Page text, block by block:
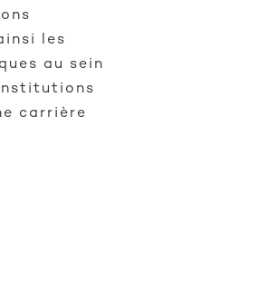
les
au sein
carrière